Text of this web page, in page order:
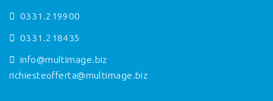
0331.219900
0331.218435
info@multimage.biz
richiesteofferta@multimage.biz